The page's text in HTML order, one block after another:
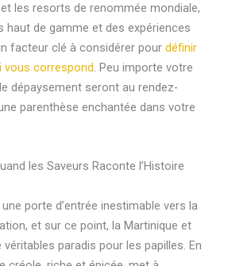
les resorts de renommée mondiale,
de gamme et des expériences
facteur clé à considérer pour définir
vous correspond. Peu importe votre
dépaysement seront au rendez-
parenthèse enchantée dans votre
les Saveurs Raconte l’Histoire
porte d’entrée inestimable vers la
et sur ce point, la Martinique et
véritables paradis pour les papilles. En